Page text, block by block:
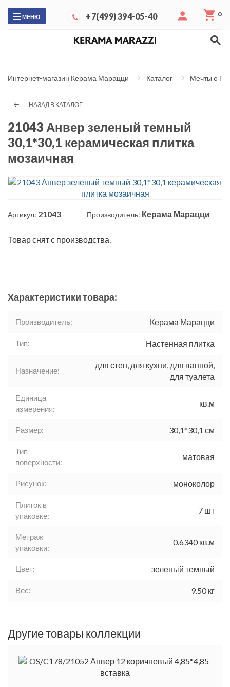
МЕНЮ +7(499) 394-05-40 0
Интернет-магазин Керама Марацци Каталог Мечты о
НАЗАД В КАТАЛОГ
21043 Анвер зеленый темный
30,1*30,1 керамическая плитка
мозаичная
Артикул: 21043 Производитель: Керама Марацци
Товар снят с производства.
Характеристики товара:
Производитель: Керама Марацци
Тип: Настенная плитка
Назначение:
для стен, для кухни, для ванной,
для туалета
Единица
измерения:
кв.м
Размер: 30,1*30,1 см
Тип
поверхности:
матовая
Рисунок: моноколор
Плиток в
упаковке:
7 шт
Метраж
упаковки:
0.6340 кв.м
Цвет: зеленый темный
Вес: 9.50 кг
Другие товары коллекции